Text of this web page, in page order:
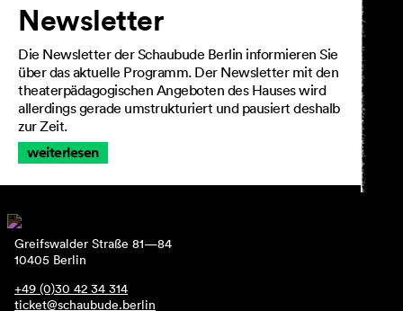
Newsletter
Die Newsletter der Schaubude Berlin informieren Sie
über das aktuelle Programm. Der Newsletter mit den
theaterpädagogischen Angeboten des Hauses wird
allerdings gerade umstrukturiert und pausiert deshalb
zur Zeit.
weiterlesen
Greifswalder Straße 81—84
10405 Berlin
+49 (0)30 42 34 314
ticket@schaubude.berlin